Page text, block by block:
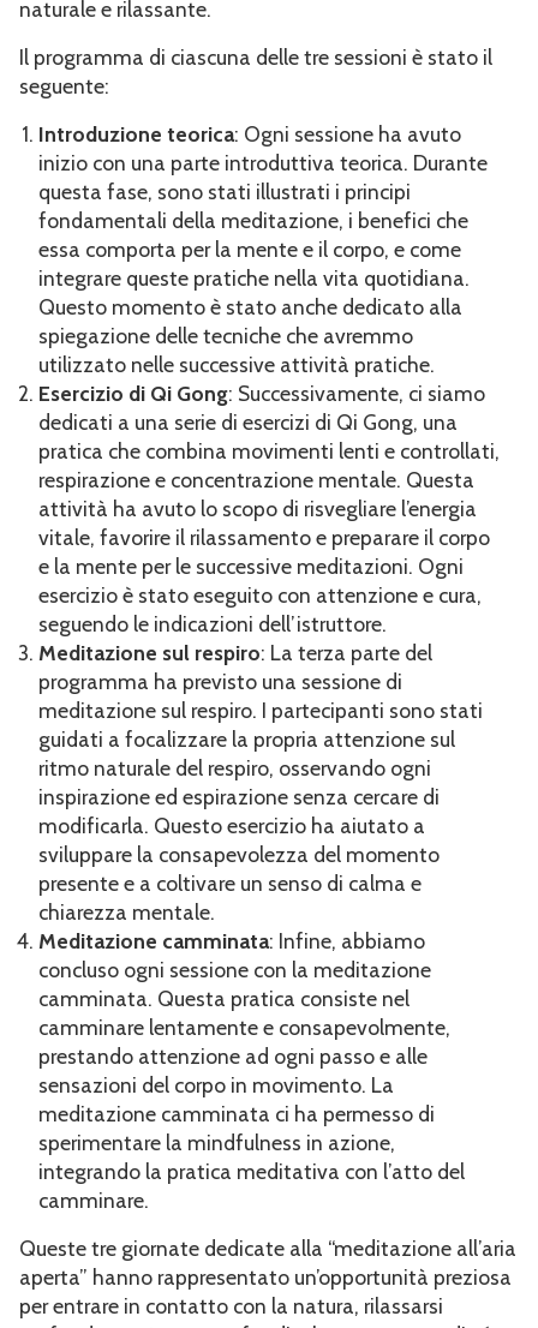
naturale e rilassante.
Il programma di ciascuna delle tre sessioni è stato il
seguente:
Introduzione teorica: Ogni sessione ha avuto
inizio con una parte introduttiva teorica. Durante
questa fase, sono stati illustrati i principi
fondamentali della meditazione, i benefici che
essa comporta per la mente e il corpo, e come
integrare queste pratiche nella vita quotidiana.
Questo momento è stato anche dedicato alla
spiegazione delle tecniche che avremmo
utilizzato nelle successive attività pratiche.
Esercizio di Qi Gong: Successivamente, ci siamo
dedicati a una serie di esercizi di Qi Gong, una
pratica che combina movimenti lenti e controllati,
respirazione e concentrazione mentale. Questa
attività ha avuto lo scopo di risvegliare l’energia
vitale, favorire il rilassamento e preparare il corpo
e la mente per le successive meditazioni. Ogni
esercizio è stato eseguito con attenzione e cura,
seguendo le indicazioni dell’istruttore.
Meditazione sul respiro: La terza parte del
programma ha previsto una sessione di
meditazione sul respiro. I partecipanti sono stati
guidati a focalizzare la propria attenzione sul
ritmo naturale del respiro, osservando ogni
inspirazione ed espirazione senza cercare di
modificarla. Questo esercizio ha aiutato a
sviluppare la consapevolezza del momento
presente e a coltivare un senso di calma e
chiarezza mentale.
Meditazione camminata: Infine, abbiamo
concluso ogni sessione con la meditazione
camminata. Questa pratica consiste nel
camminare lentamente e consapevolmente,
prestando attenzione ad ogni passo e alle
sensazioni del corpo in movimento. La
meditazione camminata ci ha permesso di
sperimentare la mindfulness in azione,
integrando la pratica meditativa con l’atto del
camminare.
Queste tre giornate dedicate alla “meditazione all’aria
aperta” hanno rappresentato un’opportunità preziosa
per entrare in contatto con la natura, rilassarsi